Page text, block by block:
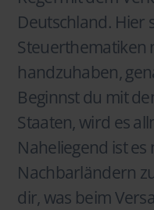
Deutschland. Hier
Steuerthematiken
handzuhaben,
Beginnst du mit
Staaten, wird es
Naheliegend ist
Nachbarländern
dir, was beim